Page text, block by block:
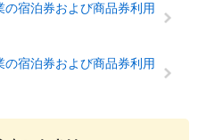
宿泊券および商品券利用
宿泊券および商品券利用